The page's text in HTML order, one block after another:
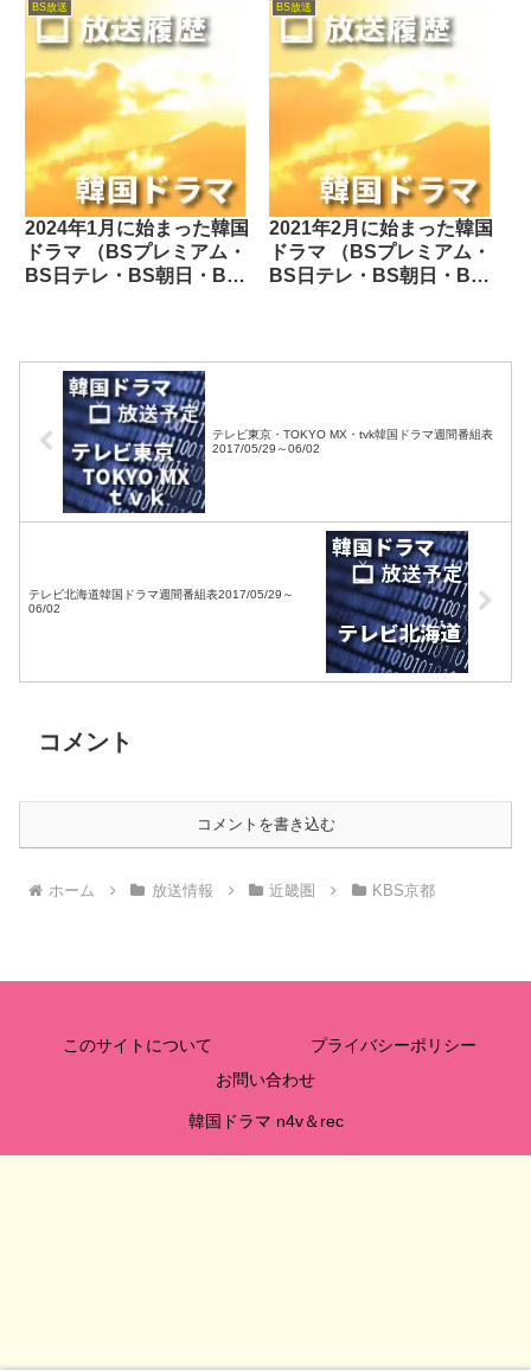
BS放送
2024年1月に始まった韓国
ドラマ （BSプレミアム・
BS日テレ・BS朝日・BS-
玉・チバテレ・テレビ神奈
川・テレビ大阪・サンテレ
ビ・KBS京都・テレビ愛
知・テレビ北海道）
BS放送
2021年2月に始まった韓国
ドラマ （BSプレミアム・
BS日テレ・BS朝日・BS-
知・テレビ北海道）
テレビ東京・TOKYO MX・tvk韓国ドラマ週間番組表
2017/05/29～06/02
テレビ北海道韓国ドラマ週間番組表2017/05/29～
06/02
コメント
コメントを書き込む
ホーム 放送情報 近畿圏 KBS京都
このサイトについて
プライバシーポリシー
お問い合わせ
韓国ドラマ n4v＆rec